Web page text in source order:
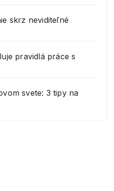
skrz neviditeľné
pravidlá práce s
svete: 3 tipy na